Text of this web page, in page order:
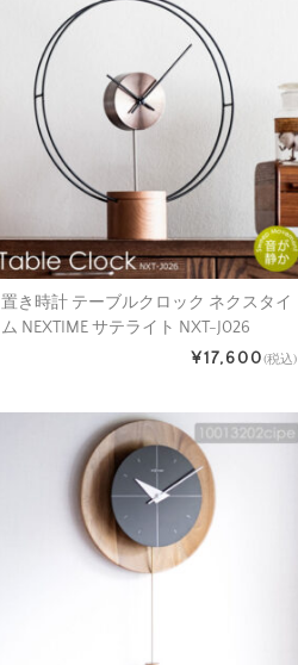
置き時計 テーブルクロック ネクスタイ
ム NEXTIME サテライト NXT-J026
¥17,600(税込)